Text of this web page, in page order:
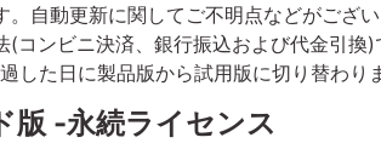
自動更新に関してご不明点などがござい
(コンビニ決済、銀行振込および代金引換)
した日に製品版から試用版に切り替わ
版 -永続ライセンス